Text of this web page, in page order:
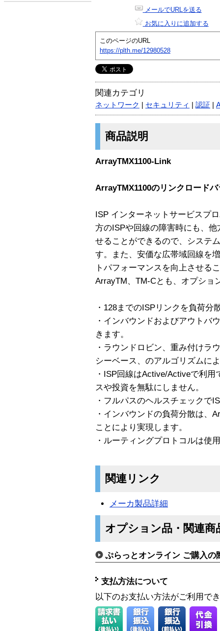
メールでURLを送る
お気に入りに追加する
このページのURL
https://plth.me/12980528
関連カテゴリ
ネットワーク セキュリティ 認証
商品説明
ArrayTMX1100-Link
ArrayTMX1100のリンクロード
ISP インターネットサービスプ
方のISPや回線の障害時にも、
せることができるので、システ
す。また、安価な広帯域回線を
トパフォーマンスを向上させる
ArrayTM、TM-Cとも、オプショ
・128までのISPリンクを負荷分
・インバウンドおよびアウトバ
きます。
・ラウンドロビン、重み付けラ
シーベース、のアルゴリズムに
・ISP回線はActive/Activeで利
スや投資を無駄にしません。
・フルパスのヘルスチェックで
・インバウンドの負荷分散は、
ことにより実現します。
・ルーティングプロトコルは使
関連リンク
メーカ製品詳細
オプション品・関連商
ぷらっとオンライン ご購入の
支払方法について
以下のお支払い方法がご利用で